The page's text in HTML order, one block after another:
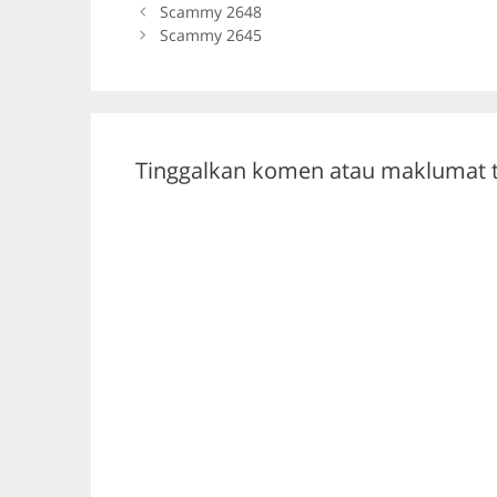
b
Scammy 2648
Scammy 2645
Tinggalkan komen atau maklumat